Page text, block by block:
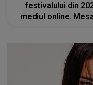
festivalului din
mediul online.